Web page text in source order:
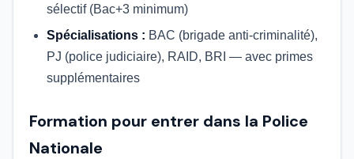
sélectif (Bac+3 minimum)
Spécialisations : BAC (brigade anti-criminalité),
PJ (police judiciaire), RAID, BRI — avec primes
supplémentaires
Formation pour entrer dans la Police
Nationale